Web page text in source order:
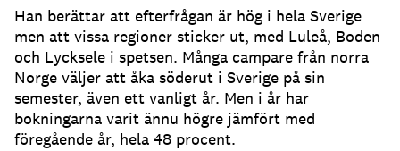
Han berättar att efterfrågan är hög i hela Sverige
men att vissa regioner sticker ut, med Luleå, Boden
och Lycksele i spetsen. Många campare från norra
Norge väljer att åka söderut i Sverige på sin
semester, även ett vanligt år. Men i år har
bokningarna varit ännu högre jämfört med
föregående år, hela 48 procent.